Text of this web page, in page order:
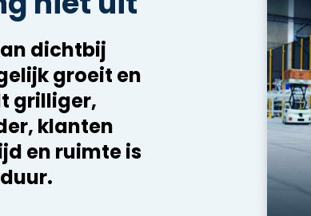
dichtbij
groeit en
grilliger,
klanten
en ruimte is